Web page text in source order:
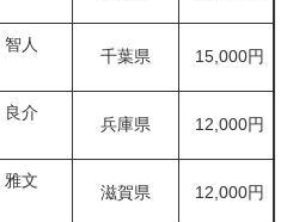
人
千葉県 15,000円
介
兵庫県 12,000円
文
滋賀県 12,000円